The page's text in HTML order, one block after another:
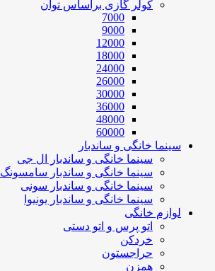
کولر گازی براساس توان
7000
9000
12000
18000
24000
26000
30000
36000
48000
60000
سینما خانگی و ساندبار
سینما خانگی و ساندبار ال جی
سینما خانگی و ساندبار سامسونگ
سینما خانگی و ساندبار سونی
سینما خانگی و ساندبار یونیوا
لوازم خانگی
اتو پرس و اتو دستی
خردکن
حراجستون
همزن